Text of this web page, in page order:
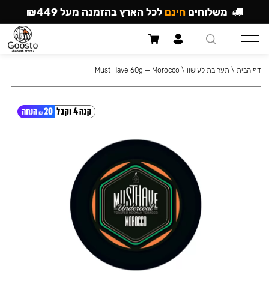
דף הבית \ תערובת לעישון \
Must Have 60g — Morocco
משלוחים חינם לכל הארץ בהזמנה מעל ₪449